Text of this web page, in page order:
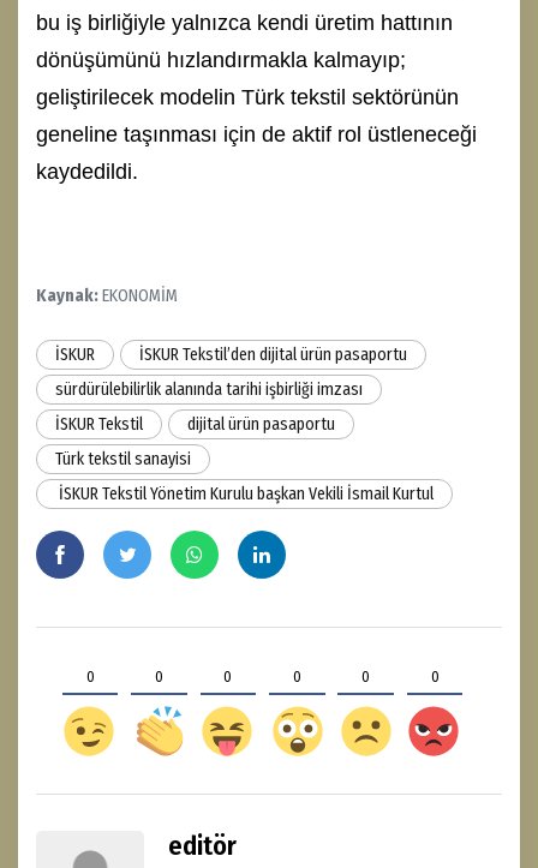
bu iş birliğiyle yalnızca kendi üretim hattının
dönüşümünü hızlandırmakla kalmayıp;
geliştirilecek modelin Türk tekstil sektörünün
geneline taşınması için de aktif rol üstleneceği
kaydedildi.
Kaynak:EKONOMİM
İSKUR
İSKUR Tekstil’den dijital ürün pasaportu
sürdürülebilirlik alanında tarihi işbirliği imzası
İSKUR Tekstil
dijital ürün pasaportu
Türk tekstil sanayisi
İSKUR Tekstil Yönetim Kurulu başkan Vekili İsmail Kurtul
0 0 0 0 0 0
editör